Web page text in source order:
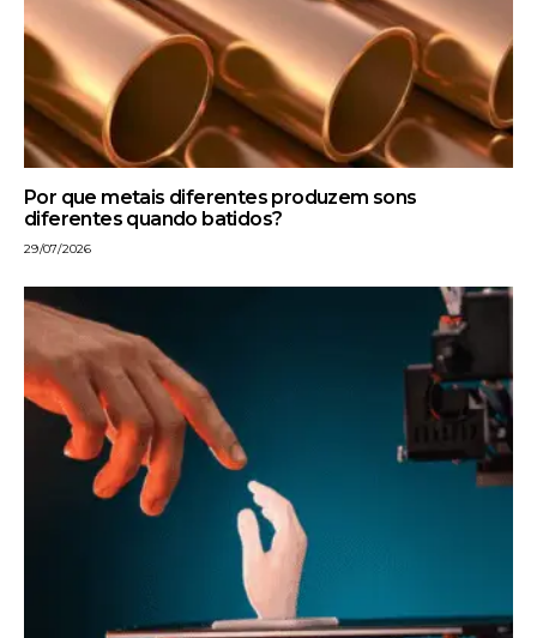
Por que metais diferentes produzem sons
diferentes quando batidos?
29/07/2026